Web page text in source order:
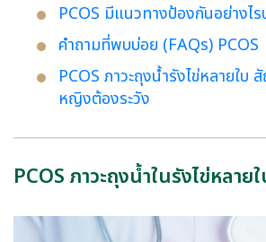
PCOS มีแนวทางป้องกันอย่างไร
คำถามที่พบบ่อย (FAQs) PCOS
PCOS ภาวะถุงน้ำรังไข่หลาย
หญิงต้องระวัง
PCOS ภาวะถุงน้ำในรังไข่หลาย